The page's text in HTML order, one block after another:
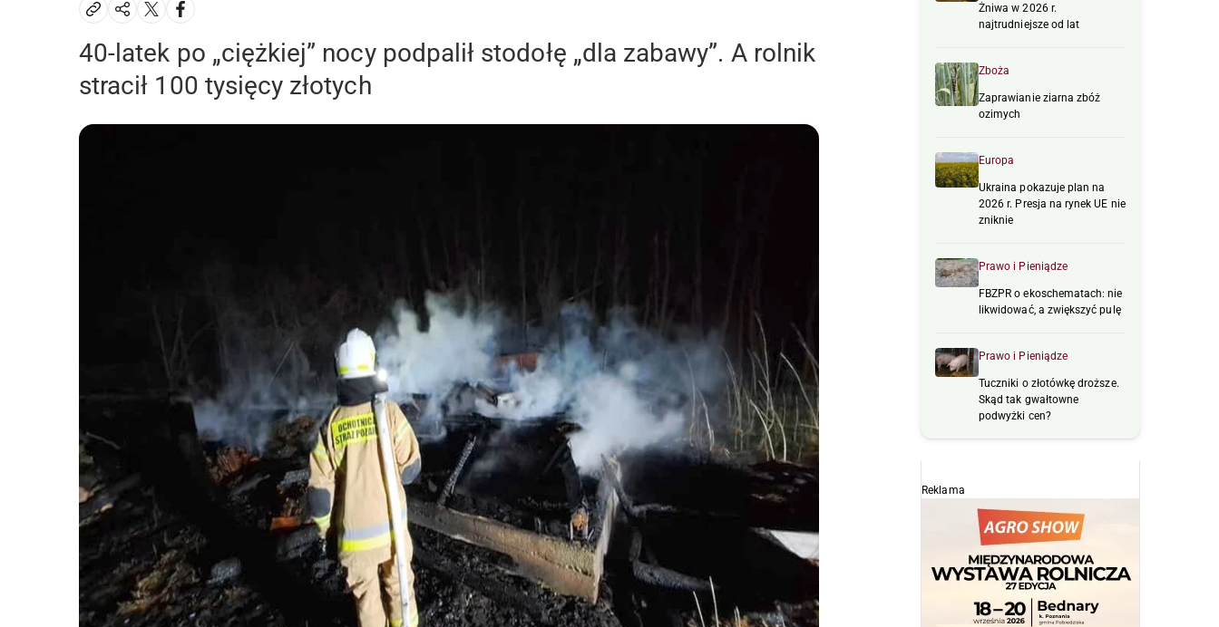
40-latek po „ciężkiej” nocy podpalił stodołę „dla zabawy”. A rolnik
stracił 100 tysięcy złotych
Żniwa w 2026 r.
najtrudniejsze od lat
Zboża
Zaprawianie ziarna zbóż
ozimych
Europa
Ukraina pokazuje plan na
2026 r. Presja na rynek UE nie
zniknie
Prawo i Pieniądze
FBZPR o ekoschematach: nie
likwidować, a zwiększyć pulę
Prawo i Pieniądze
Tuczniki o złotówkę droższe.
Skąd tak gwałtowne
podwyżki cen?
Reklama